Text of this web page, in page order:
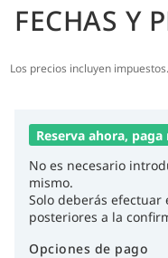
FECHAS Y
Los precios incluyen
Reserva ahora,
No es necesario
mismo.
Solo deberás efectuar
posteriores a la
Opciones de pago